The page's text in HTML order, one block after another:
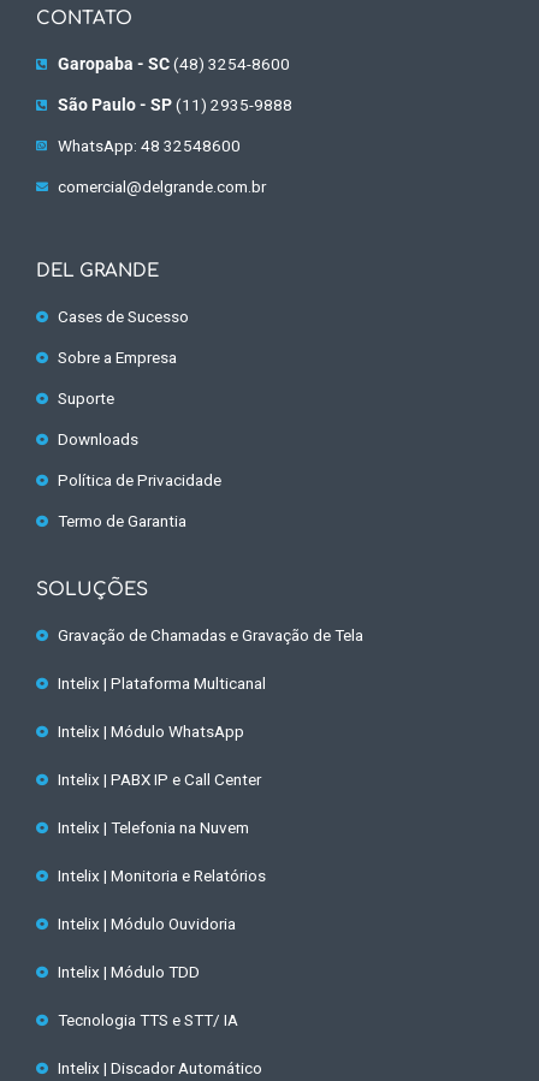
CONTATO
Garopaba - SC(48) 3254-8600
São Paulo - SP(11) 2935-9888
WhatsApp: 48 32548600
comercial@delgrande.com.br
DEL GRANDE
Cases de Sucesso
Sobre a Empresa
Suporte
Downloads
Política de Privacidade
Termo de Garantia
SOLUÇÕES
Gravação de Chamadas e Gravação de Tela
Intelix | Plataforma Multicanal
Intelix | Módulo WhatsApp
Intelix | PABX IP e Call Center
Intelix | Telefonia na Nuvem
Intelix | Monitoria e Relatórios
Intelix | Módulo Ouvidoria
Intelix | Módulo TDD
Tecnologia TTS e STT/ IA
Intelix | Discador Automático